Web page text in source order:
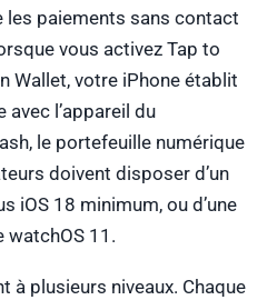
paiements sans contact
vous activez Tap to
Wallet, votre iPhone établit
avec l’appareil du
le portefeuille numérique
doivent disposer d’un
iOS 18 minimum, ou d’une
watchOS 11.
à plusieurs niveaux. Chaque